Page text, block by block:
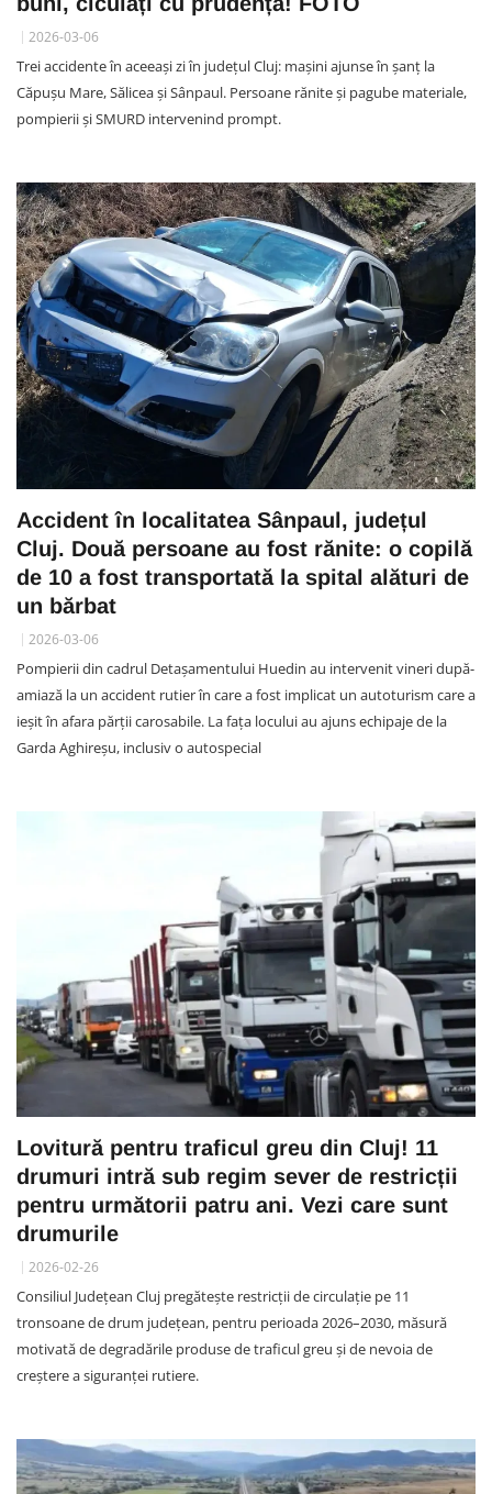
2026-03-06
Trei accidente în aceeași zi în județul Cluj: mașini ajunse în șanț la
Căpușu Mare, Sălicea și Sânpaul. Persoane rănite și pagube materiale,
pompierii și SMURD intervenind prompt.
Accident în localitatea Sânpaul, județul
Cluj. Două persoane au fost rănite: o copilă
de 10 a fost transportată la spital alături de
un bărbat
2026-03-06
Pompierii din cadrul Detașamentului Huedin au intervenit vineri după-
amiază la un accident rutier în care a fost implicat un autoturism care a
ieșit în afara părții carosabile. La fața locului au ajuns echipaje de la
Garda Aghireșu, inclusiv o autospecial
Lovitură pentru traficul greu din Cluj! 11
drumuri intră sub regim sever de restricții
pentru următorii patru ani. Vezi care sunt
drumurile
2026-02-26
Consiliul Județean Cluj pregătește restricții de circulație pe 11
tronsoane de drum județean, pentru perioada 2026–2030, măsură
motivată de degradările produse de traficul greu și de nevoia de
creștere a siguranței rutiere.